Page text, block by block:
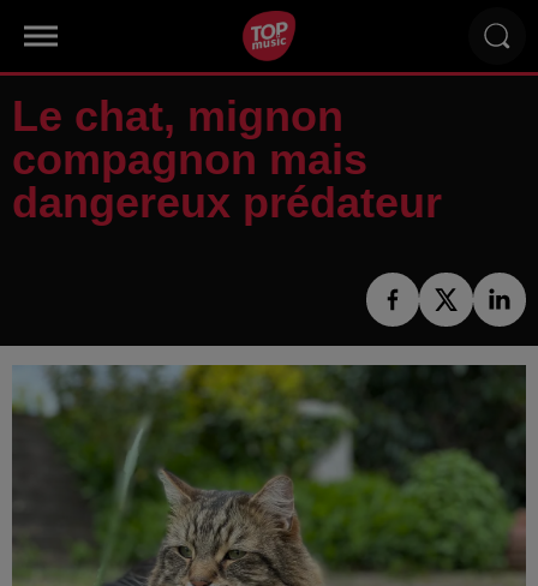
Le chat, mignon
compagnon mais
dangereux prédateur